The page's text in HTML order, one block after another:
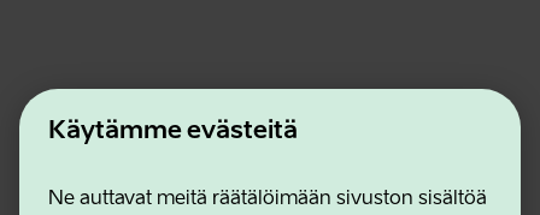
Käytämme evästeitä
Ne auttavat meitä räätälöimään sivuston sisältöä